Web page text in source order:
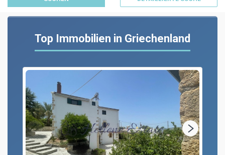
Top Immobilien in Griechenland